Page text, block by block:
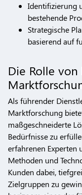
Identifizierung
bestehende
Strategische
basierend auf
Die Rolle
Als führender
Marktforschung
maßgeschneiderte
Bedürfnisse zu
erfahrenen Experten
Methoden und
Kunden dabei,
Zielgruppen zu